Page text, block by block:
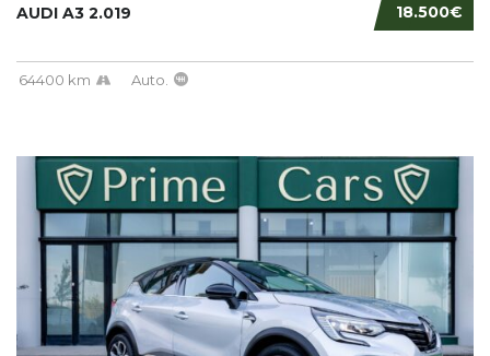
18.500€
AUDI A3 2.019
64400 km Auto.